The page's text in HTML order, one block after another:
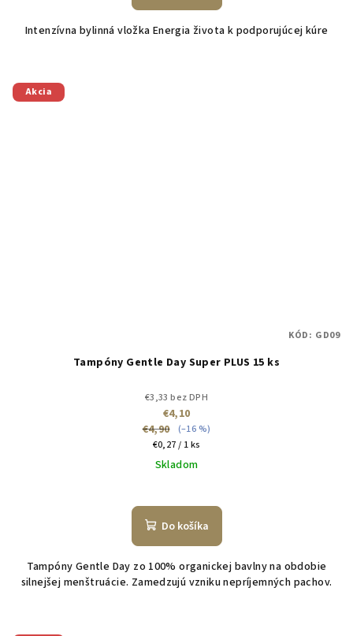
Intenzívna bylinná vložka Energia života k podporujúcej kúre
Akcia
Tampóny Gentle Day Super PLUS 15 ks
€3,33 bez DPH
€4,10
€4,90
(–16 %)
Jednotková
cena:
€0,27 / 1 ks
Skladom
Do košíka
Tampóny Gentle Day zo 100% organickej bavlny na obdobie
silnejšej menštruácie. Zamedzujú vzniku nepríjemných pachov.
KÓD: GD09